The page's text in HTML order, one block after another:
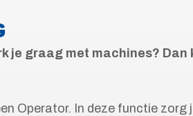
je graag met machines? Dan
Operator. In deze functie zorg